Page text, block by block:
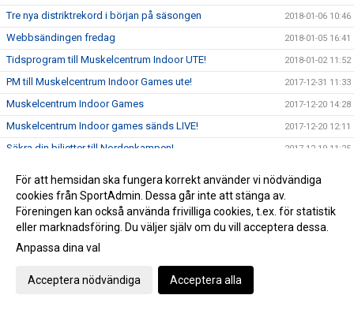
Tre nya distriktrekord i början på säsongen 2018-01-06 10:46
Webbsändingen fredag 2018-01-05 16:41
Tidsprogram till Muskelcentrum Indoor UTE! 2018-01-02 11:52
PM till Muskelcentrum Indoor Games ute! 2017-12-31 11:33
Muskelcentrum Indoor Games 2017-12-20 14:28
Muskelcentrum Indoor games sänds LIVE! 2017-12-20 12:11
Säkra din biljetter till Nordenkampen! 2017-12-19 11:25
Viktig info runt nyanmälan inför VT 2018
Landslagsuppföljning i Uppsala 2017-12-03 19:35
Mondo tilldelades priset "Årets genombrott i landslaget"
För att hemsidan ska fungera korrekt använder vi nödvändiga
cookies från SportAdmin. Dessa går inte att stänga av.
Föreningen kan också använda frivilliga cookies, t.ex. för statistik
eller marknadsföring. Du väljer själv om du vill acceptera dessa.
Anpassa dina val
Acceptera nödvändiga Acceptera alla